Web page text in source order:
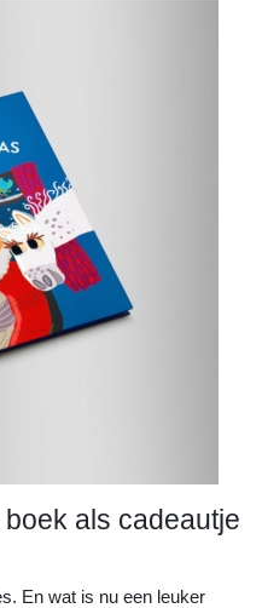
als cadeautje
En wat is nu een leuker